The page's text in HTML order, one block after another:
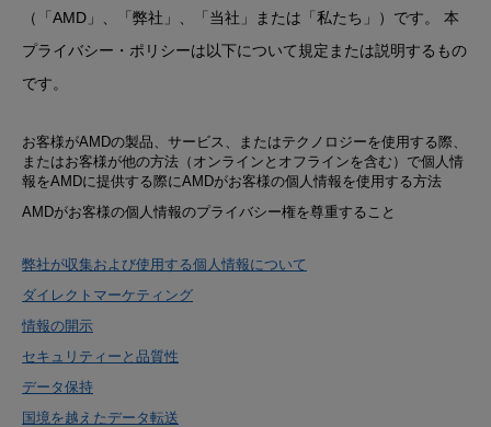
（「AMD」、「弊社」、「当社」または「私たち」）です。 本
プライバシー・ポリシーは以下について規定または説明するもの
です。
お客様がAMDの製品、サービス、またはテクノロジーを使用する際、
またはお客様が他の方法（オンラインとオフラインを含む）で個人情
報をAMDに提供する際にAMDがお客様の個人情報を使用する方法
AMDがお客様の個人情報のプライバシー権を尊重すること
弊社が収集および使用する個人情報について
ダイレクトマーケティング
情報の開示
セキュリティーと品質性
データ保持
国境を越えたデータ転送